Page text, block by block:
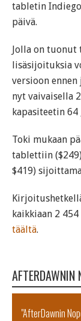
tabletin
päivä.
Jolla on
lisäsijoituksia
versioon
nyt vaivaisella
kapasiteetin 64
Toki mukaan
tablettiin
$419)
kaikkiaan 2
täältä.
AFTERDAWNIN
"AfterDawnin